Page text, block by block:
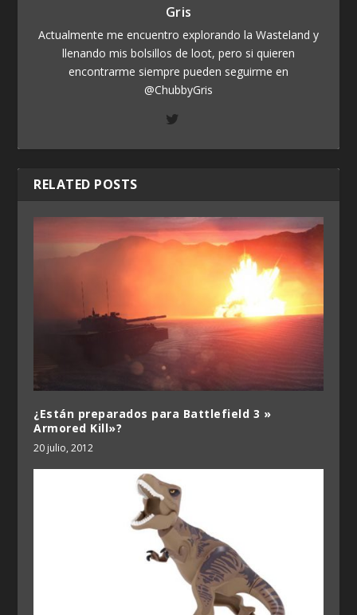
Gris
Actualmente me encuentro explorando la Wasteland y
llenando mis bolsillos de loot, pero si quieren
encontrarme siempre pueden seguirme en
@ChubbyGris
RELATED POSTS
¿Están preparados para Battlefield 3 »
Armored Kill»?
20 julio, 2012